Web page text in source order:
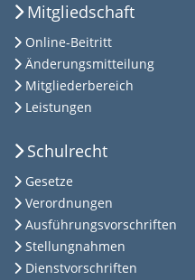
Mitgliedschaft
Online-Beitritt
Änderungsmitteilung
Mitgliederbereich
Leistungen
Schulrecht
Gesetze
Verordnungen
Ausführungsvorschriften
Stellungnahmen
Dienstvorschriften